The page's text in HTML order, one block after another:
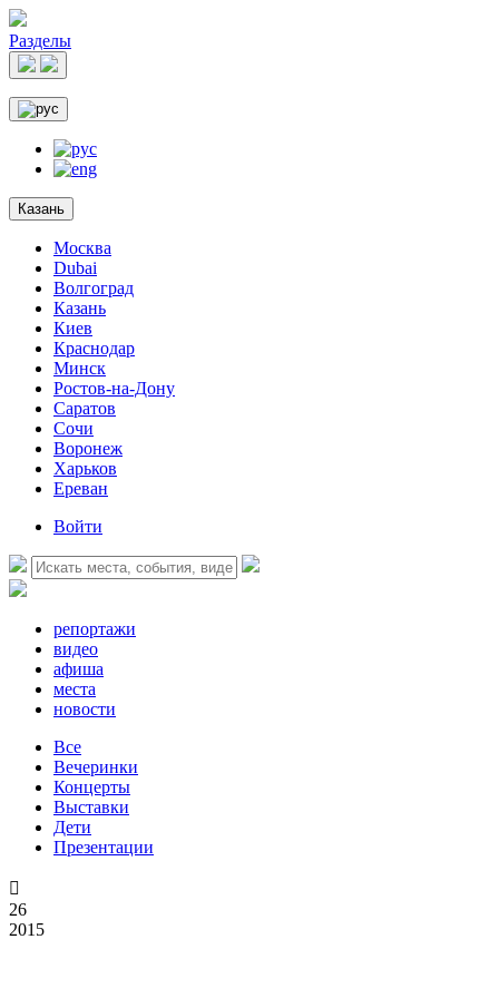
Разделы
Казань
Москва
Dubai
Волгоград
Казань
Киев
Краснодар
Минск
Ростов-на-Дону
Саратов
Сочи
Воронеж
Харьков
Ереван
Войти
репортажи
видео
афиша
места
новости
Все
Вечеринки
Концерты
Выставки
Дети
Презентации

26
2015